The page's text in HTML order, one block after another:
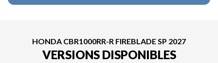
HONDA CBR1000RR-R FIREBLADE SP 2027
VERSIONS DISPONIBLES